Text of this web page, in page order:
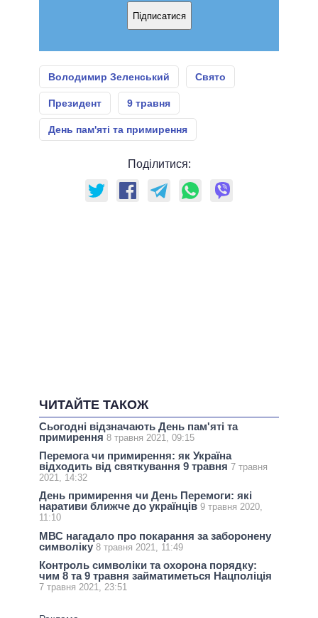
Підписатися
Володимир Зеленський Свято
Президент 9 травня
День пам'яті та примирення
Поділитися:
ЧИТАЙТЕ ТАКОЖ
Сьогодні відзначають День пам'яті та
примирення 8 травня 2021, 09:15
Перемога чи примирення: як Україна
відходить від святкування 9 травня 7 травня
2021, 14:32
День примирення чи День Перемоги: які
наративи ближче до українців 9 травня 2020,
11:10
МВС нагадало про покарання за заборонену
символіку 8 травня 2021, 11:49
Контроль символіки та охорона порядку:
чим 8 та 9 травня займатиметься Нацполіція
7 травня 2021, 23:51